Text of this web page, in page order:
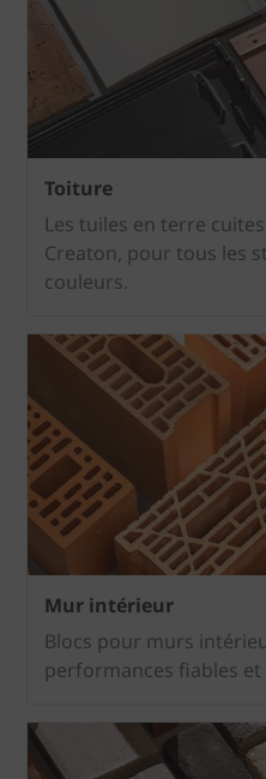
Toiture
Les tuiles en terre
Creaton, pour tous les
couleurs.
Mur intérieur
Blocs pour murs
performances fiables